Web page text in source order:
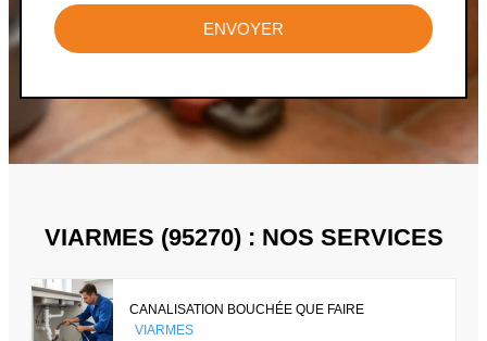
ENVOYER
VIARMES (95270) : NOS SERVICES
CANALISATION BOUCHÉE QUE FAIRE
VIARMES